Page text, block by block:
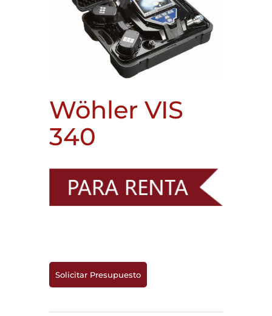
Wöhler VIS
340
Solicitar Presupuesto